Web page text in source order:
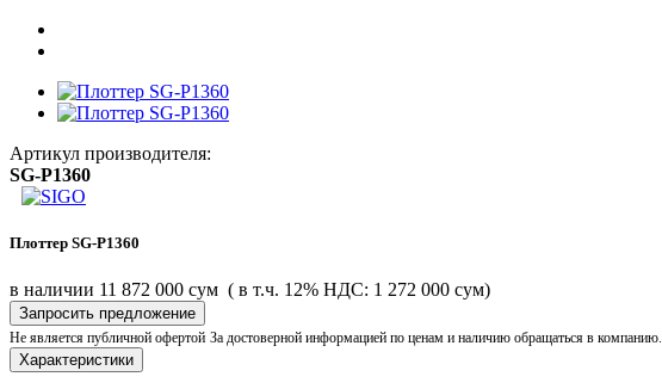
Артикул производителя:
SG-P1360
Плоттер SG-P1360
в наличии 11 872 000 сум ( в т.ч. 12% НДС: 1 272 000 сум)
Запросить предложение
Не является публичной офертой За достоверной информацией по ценам и наличию обращаться в компанию.
Характеристики